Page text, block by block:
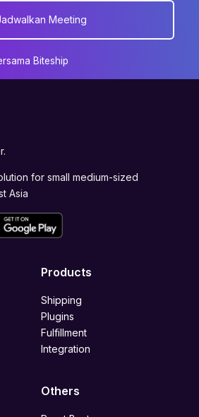
Meeting
Biteship
for small medium-sized
Asia
Products
Shipping
Plugins
Fulfillment
Integration
Others